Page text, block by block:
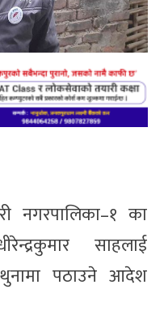
नगरपालिका–१ का
साहलाई
पठाउने आदेश